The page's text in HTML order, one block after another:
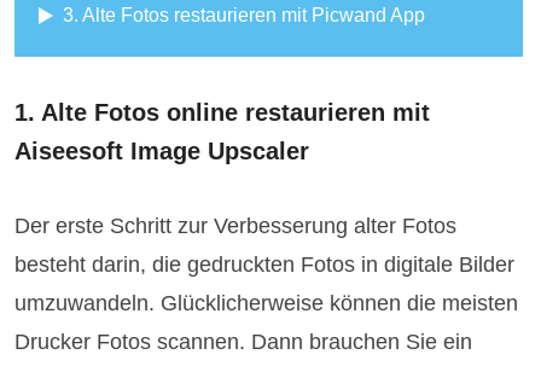
3. Alte Fotos restaurieren mit Picwand App
1. Alte Fotos online restaurieren mit
Aiseesoft Image Upscaler
Der erste Schritt zur Verbesserung alter Fotos
besteht darin, die gedruckten Fotos in digitale Bilder
umzuwandeln. Glücklicherweise können die meisten
Drucker Fotos scannen. Dann brauchen Sie ein